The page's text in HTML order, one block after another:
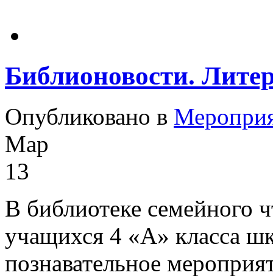
Библионовости.
Опубликовано в
Мар
13
В библиотеке семейного
учащихся 4 «А» класса
познавательное